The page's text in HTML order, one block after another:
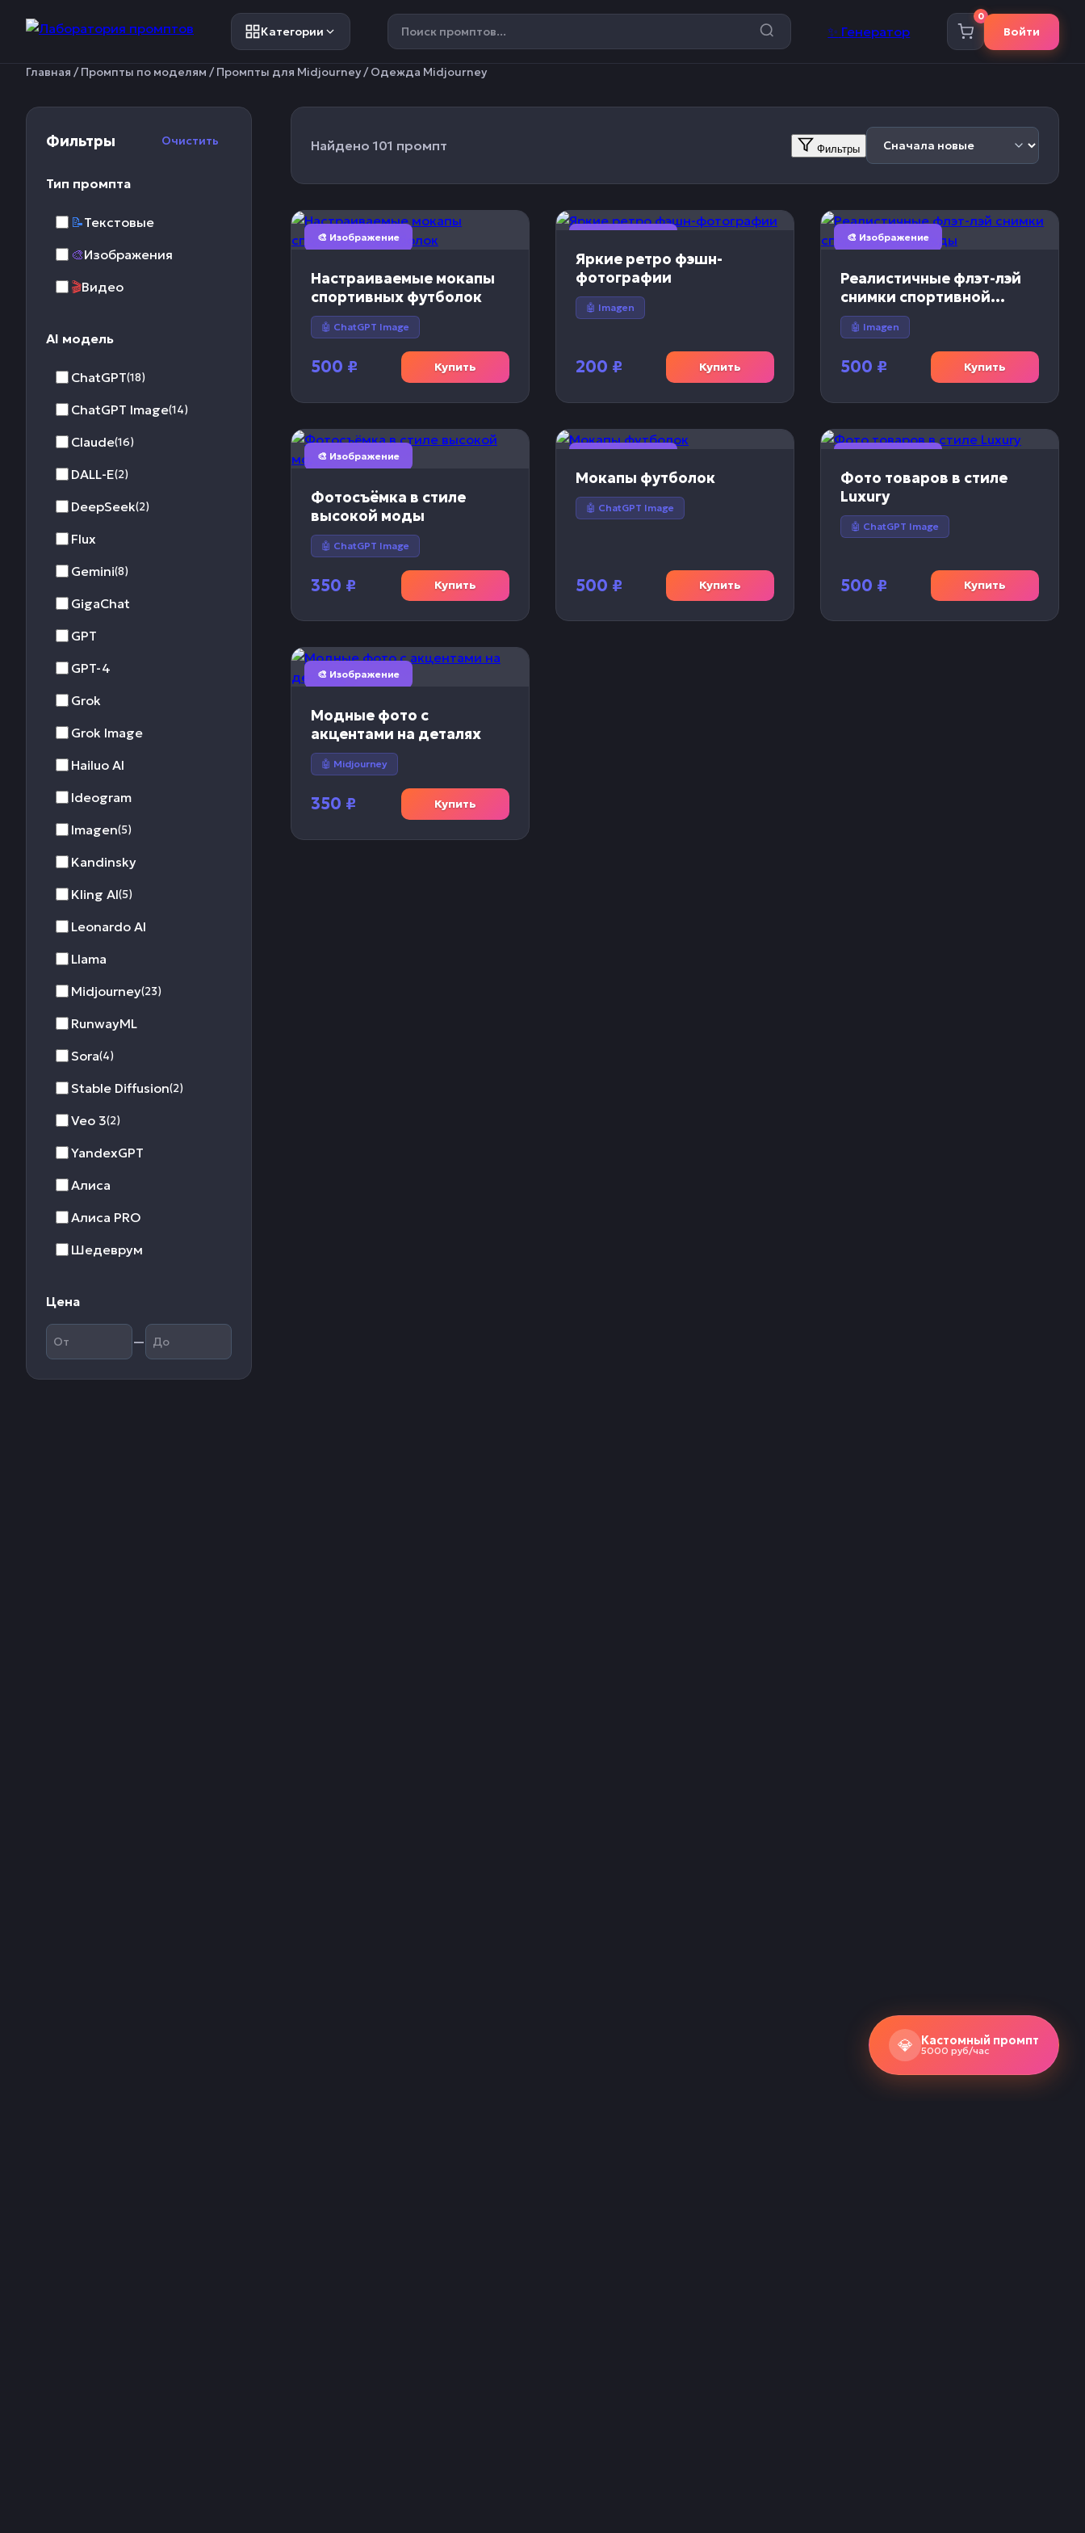
Категории ✨ Генератор
0
Войти
Главная /Промпты по моделям /Промпты для Midjourney/ Одежда Midjourney
Фильтры Очистить
Тип промпта
📝Текстовые
🎨Изображения
🎬Видео
AI модель
ChatGPT(18)
ChatGPT Image(14)
Claude(16)
DALL-E(2)
DeepSeek(2)
Flux
Gemini(8)
GigaChat
GPT
GPT-4
Grok
Grok Image
Hailuo AI
Ideogram
Imagen(5)
Kandinsky
Kling AI(5)
Leonardo AI
Llama
Midjourney(23)
RunwayML
Sora(4)
Stable Diffusion(2)
Veo 3(2)
YandexGPT
Алиса
Алиса PRO
Шедеврум
Цена
—
Найдено 101 промпт Фильтры
🎨 Изображение
Настраиваемые мокапы
спортивных футболок
🤖 ChatGPT Image
500 ₽ Купить
Яркие ретро фэшн-
фотографии
🤖 Imagen
200 ₽ Купить
🎨 Изображение
Реалистичные флэт-лэй
снимки спортивной
одежды
🤖 Imagen
500 ₽ Купить
🎨 Изображение
Фотосъёмка в стиле
высокой моды
🤖 ChatGPT Image
350 ₽ Купить
Мокапы футболок
🤖 ChatGPT Image
500 ₽ Купить
Фото товаров в стиле
Luxury
🤖 ChatGPT Image
500 ₽ Купить
🎨 Изображение
Модные фото с
акцентами на деталях
🤖 Midjourney
350 ₽ Купить
💎 Кастомный промпт
5000 руб/час